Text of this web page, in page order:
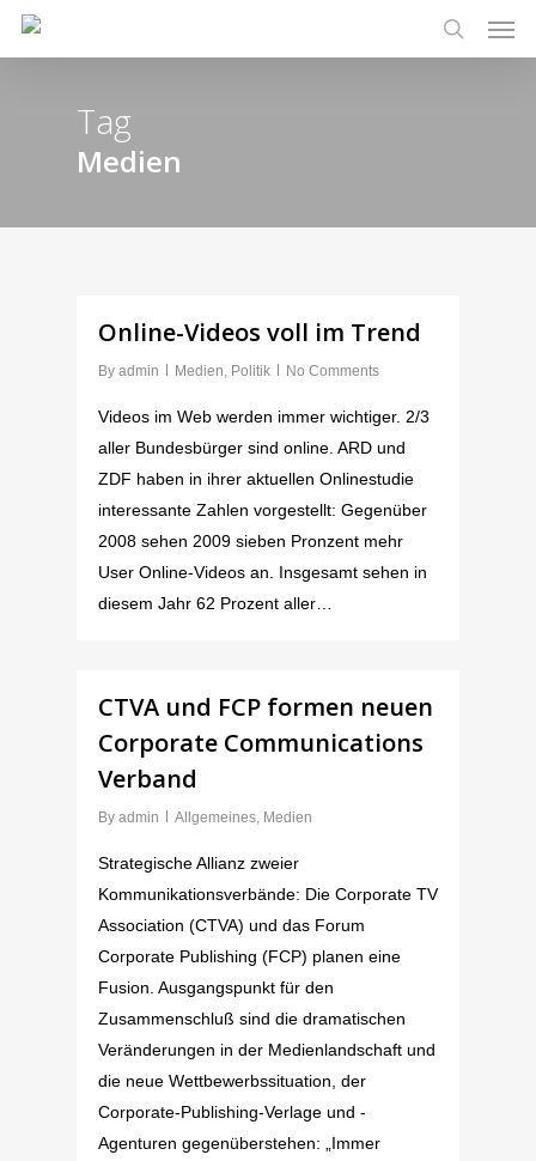
Skip
search
Tag
Medien
Online-Videos voll im Trend
By admin Medien, Politik No Comments
Videos im Web werden immer wichtiger. 2/3
aller Bundesbürger sind online. ARD und
ZDF haben in ihrer aktuellen Onlinestudie
interessante Zahlen vorgestellt: Gegenüber
2008 sehen 2009 sieben Pronzent mehr
User Online-Videos an. Insgesamt sehen in
diesem Jahr 62 Prozent aller…
CTVA und FCP formen neuen
Corporate Communications
Verband
By admin Allgemeines, Medien
Strategische Allianz zweier
Kommunikationsverbände: Die Corporate TV
Association (CTVA) und das Forum
Corporate Publishing (FCP) planen eine
Fusion. Ausgangspunkt für den
Zusammenschluß sind die dramatischen
Veränderungen in der Medienlandschaft und
die neue Wettbewerbssituation, der
Corporate-Publishing-Verlage und -
Agenturen gegenüberstehen: „Immer